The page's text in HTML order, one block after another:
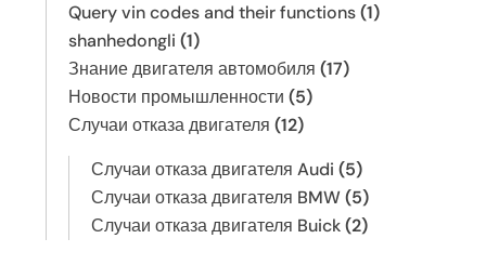
Query vin codes and their functions(1)
shanhedongli (1)
Знание двигателя автомобиля (17)
Новости промышленности (5)
Случаи отказа двигателя (12)
Случаи отказа двигателя Audi (5)
Случаи отказа двигателя BMW(5)
Случаи отказа двигателя Buick(2)